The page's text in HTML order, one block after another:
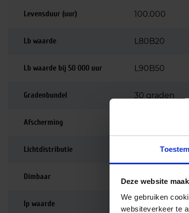
Deze website
We gebruiken
websiteverkeer te
Levensduur (uur) 100.000
Lb waarde L80B20
Lb waarde bij 50 000 uur L90B50
Gradenbundel 30 graden
Afscherming
Lichtdistributie Symmetrisch
Dimbaar Niet dimbaar
Ip waarde IP20